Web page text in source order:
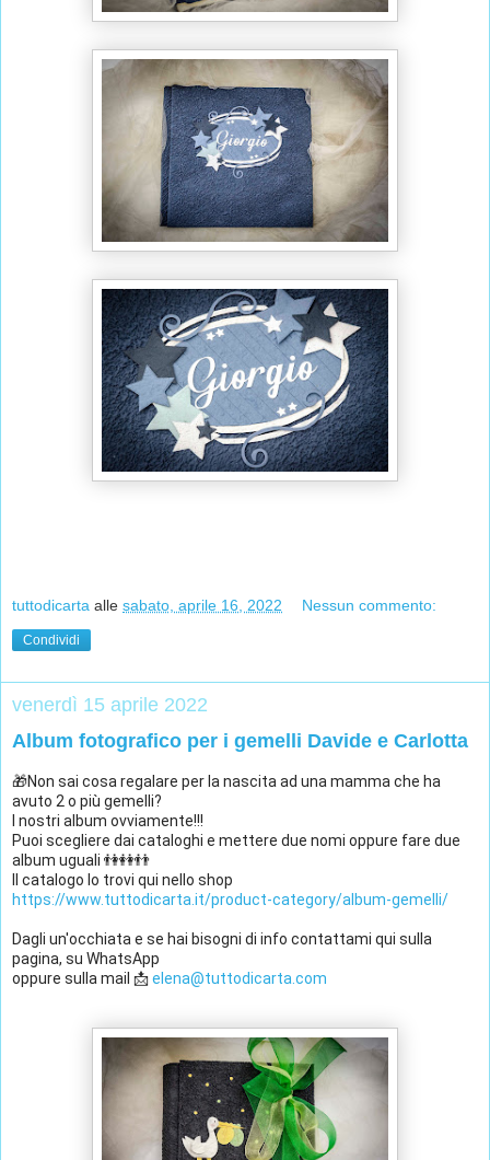
tuttodicarta alle sabato, aprile 16, 2022 Nessun commento:
Condividi
venerdì 15 aprile 2022
Album fotografico per i gemelli Davide e Carlotta
🎁Non sai cosa regalare per la nascita ad una mamma che ha
avuto 2 o più gemelli?
I nostri album ovviamente!!!
Puoi scegliere dai cataloghi e mettere due nomi oppure fare due
album uguali 👫👭👬
Il catalogo lo trovi qui nello shop
https://www.tuttodicarta.it/product-category/album-gemelli/
Dagli un'occhiata e se hai bisogni di info contattami qui sulla
pagina, su WhatsApp
oppure sulla mail 📩 elena@tuttodicarta.com